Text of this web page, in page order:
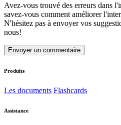
Avez-vous trouvé des erreurs dans
savez-vous comment améliorer
N'hésitez pas à envoyer vos
nous!
Envoyer un commentaire
Produits
Les documents Flashcards
Assistance